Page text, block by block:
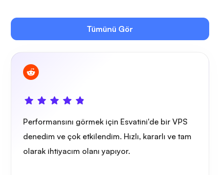
Tel koruma
Tümünü Gör
Performansını görmek için Esvatini'de bir VPS
denedim ve çok etkilendim. Hızlı, kararlı ve tam
olarak ihtiyacım olanı yapıyor.